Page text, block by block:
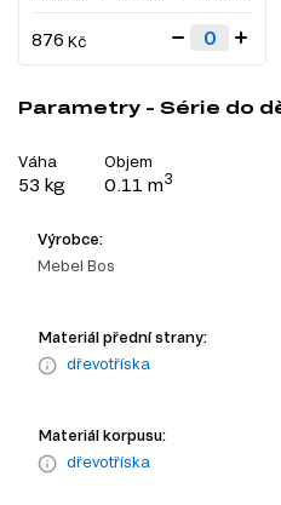
876 Kč
Parametry - Série do
Váha
53 kg
Objem
0.11 m3
Výrobce:
Mebel Bos
Materiál přední strany:
dřevotříska
Materiál korpusu:
dřevotříska